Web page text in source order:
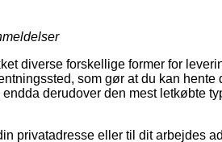
diverse forskellige former for
som gør at du kan hente
derudover den mest letkøbte
privatadresse eller til dit arbejdes